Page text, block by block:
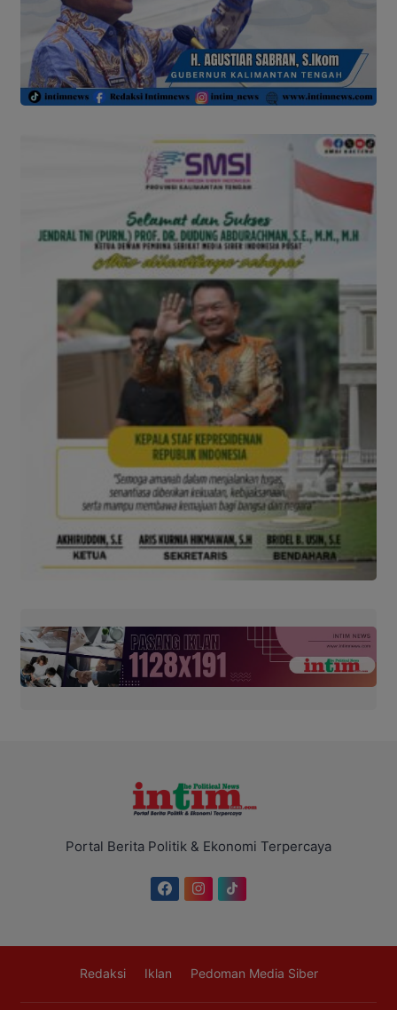
Portal Berita Politik & Ekonomi Terpercaya
Redaksi Iklan Pedoman Media Siber